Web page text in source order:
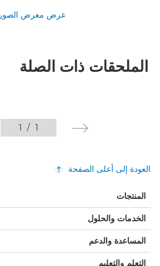
عرض معرض الصور
الملحقات ذات الصلة
1
/
1
العودة إلى أعلى الصفحة
المنتجات
الخدمات والحلول
المساعدة والدعم
التعلم والتعليم